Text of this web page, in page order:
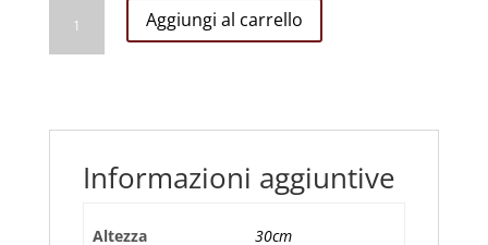
MIRACOLOSA
CM
A
Aggiungi al carrello
Informazioni aggiuntive
Altezza 30cm